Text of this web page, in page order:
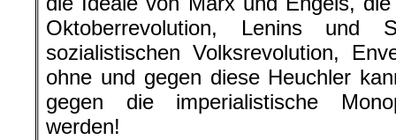
Oktoberrevolution, Lenins und
sozialistischen Volksrevolution,
ohne und gegen diese Heuchler
gegen die imperialistische
werden!